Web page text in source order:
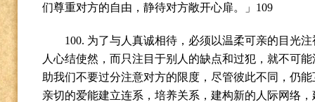
们尊重对方的自由，静待对方敞开心扉。」 109
100. 为了与人真诚相待，必须以温柔可亲的目光
人心结使然，而只注目于别人的缺点和过犯，就不可
助我们不要过分注意对方的限度，尽管彼此不同，仍
亲切的爱能建立连系，培养关系，建构新的人际网络